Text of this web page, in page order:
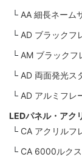
AA 細長ネーム
AD ブラックフ
AM ブラックフ
AD 両面発光ス
AD アルミフレ
LEDパネル・アク
CA アクリルフ
CA 6000ルク